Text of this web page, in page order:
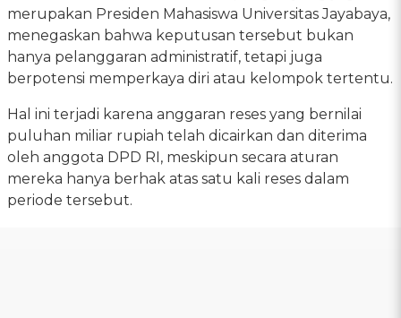
merupakan Presiden Mahasiswa Universitas Jayabaya,
menegaskan bahwa keputusan tersebut bukan
hanya pelanggaran administratif, tetapi juga
berpotensi memperkaya diri atau kelompok tertentu.
Hal ini terjadi karena anggaran reses yang bernilai
puluhan miliar rupiah telah dicairkan dan diterima
oleh anggota DPD RI, meskipun secara aturan
mereka hanya berhak atas satu kali reses dalam
periode tersebut.